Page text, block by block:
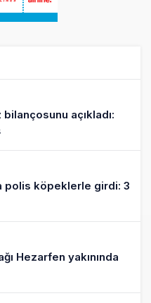
açıkladı:
polis köpeklerle girdi: 3
Hezarfen yakınında